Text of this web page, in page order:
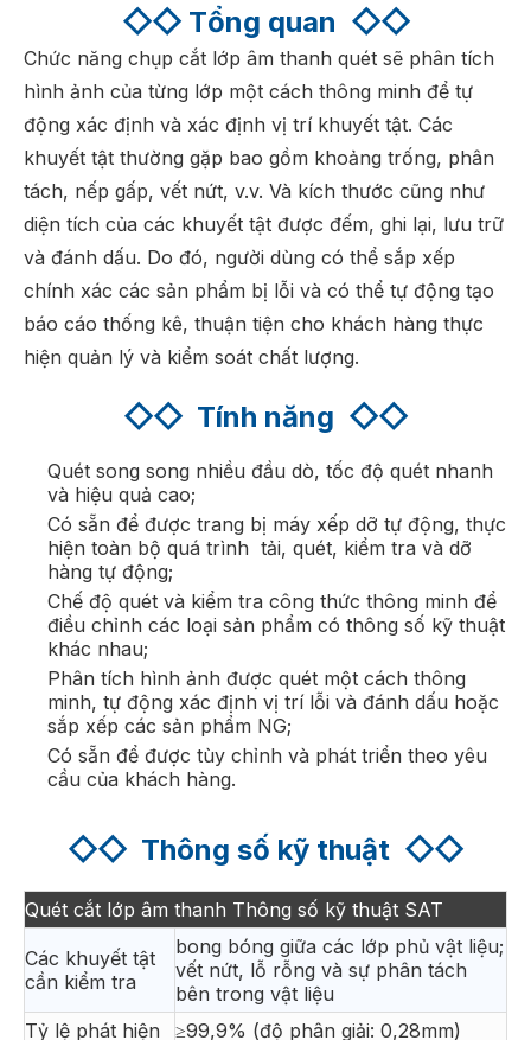
◇◇ Tổng quan ◇◇
Chức năng chụp cắt lớp âm thanh quét sẽ phân tích
hình ảnh của từng lớp một cách thông minh để tự
động xác định và xác định vị trí khuyết tật. Các
khuyết tật thường gặp bao gồm khoảng trống, phân
tách, nếp gấp, vết nứt, v.v. Và kích thước cũng như
diện tích của các khuyết tật được đếm, ghi lại, lưu trữ
và đánh dấu. Do đó, người dùng có thể sắp xếp
chính xác các sản phẩm bị lỗi và có thể tự động tạo
báo cáo thống kê, thuận tiện cho khách hàng thực
hiện quản lý và kiểm soát chất lượng.
◇◇ Tính năng ◇◇
Quét song song nhiều đầu dò, tốc độ quét nhanh
và hiệu quả cao;
Có sẵn để được trang bị máy xếp dỡ tự động, thực
hiện toàn bộ quá trình tải, quét, kiểm tra và dỡ
hàng tự động;
Chế độ quét và kiểm tra công thức thông minh để
điều chỉnh các loại sản phẩm có thông số kỹ thuật
khác nhau;
Phân tích hình ảnh được quét một cách thông
minh, tự động xác định vị trí lỗi và đánh dấu hoặc
sắp xếp các sản phẩm NG;
Có sẵn để được tùy chỉnh và phát triển theo yêu
cầu của khách hàng.
◇◇ Thông số kỹ thuật ◇◇
Quét cắt lớp âm thanh Thông số kỹ thuật SAT
Các khuyết tật
cần kiểm tra
bong bóng giữa các lớp phủ vật liệu;
vết nứt, lỗ rỗng và sự phân tách
bên trong vật liệu
Tỷ lệ phát hiện
≥99,9% (độ phân giải: 0,28mm)